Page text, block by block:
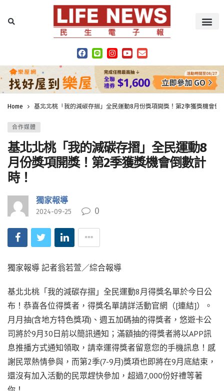
Home 基北北桃「我的減碳存摺」全民運動8月份獎項開獎！第2季獲獎機會倒
合作媒體
基北北桃「我的減碳存摺」全民運動8
月份獎項開獎！第2季獲獎機會倒數計
時！
獨家報導
2024-09-25 0
獨家報導 記者翁若萱／綜合報導
基北北桃「我的減碳存摺」全民運動8月得獎名單於今日公
布！恭喜各位得獎者，得獎名單請詳活動官網（[連結]）。
月月抽(含地方特色獎項)、週五加碼抽的得獎者，悠遊卡公
司將於9月30日前以簡訊通知；滿額抽的得獎者將以APP訊
息推播方式通知領取，請幸運得獎者留意您的手機訊息！感
謝民眾熱情參與，而第2季(7-9月)獎項也即將在9月底結束，
還沒有加入活動的民眾趕快參加，超過7,000份好禮等著